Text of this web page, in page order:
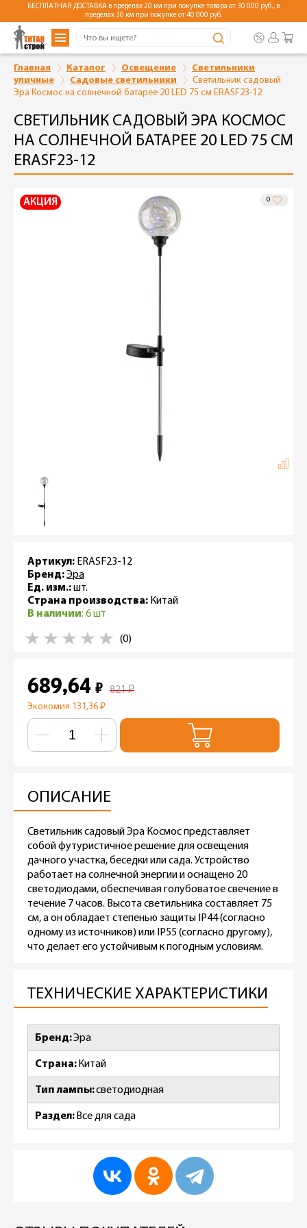
БЕСПЛАТНАЯ ДОСТАВКА в пределах 20 км при покупке товара от 30 000 руб., в
пределах 30 км при покупке от 40 000 руб.
Главная Каталог Освещение
Светильники
уличные
Садовые светильники
Светильник садовый
Эра Космос на солнечной батарее 20 LED 75 см ERASF23-12
СВЕТИЛЬНИК САДОВЫЙ ЭРА КОСМОС
НА СОЛНЕЧНОЙ БАТАРЕЕ 20 LED 75 СМ
ERASF23-12
0
АКЦИЯ
Артикул: ERASF23-12
Бренд:Эра
Ед. изм.:шт.
Страна производства: Китай
В наличии: 6 шт
(0)
821₽
689,64 ₽
Экономия 131,36 ₽
ОПИСАНИЕ
Светильник садовый Эра Космос представляет
собой футуристичное решение для освещения
дачного участка, беседки или сада. Устройство
работает на солнечной энергии и оснащено 20
светодиодами, обеспечивая голубоватое свечение в
течение 7 часов. Высота светильника составляет 75
см, а он обладает степенью защиты IP44 (согласно
одному из источников) или IP55 (согласно другому),
что делает его устойчивым к погодным условиям.
ТЕХНИЧЕСКИЕ ХАРАКТЕРИСТИКИ
БрендЭра
Страна Китай
Тип лампысветодиодная
Раздел Все для сада